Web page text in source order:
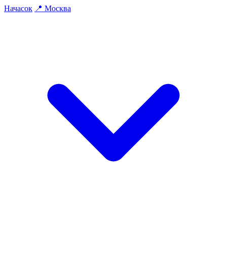
Начасок 📍 Москва